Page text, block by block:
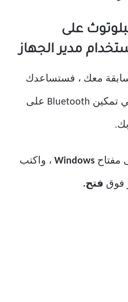
على
معك ، فستساعدك
هذه الطريقة بلا شك في تمكين Bluetooth على
مفتاح Windows ، واكتب
فوق فتح.